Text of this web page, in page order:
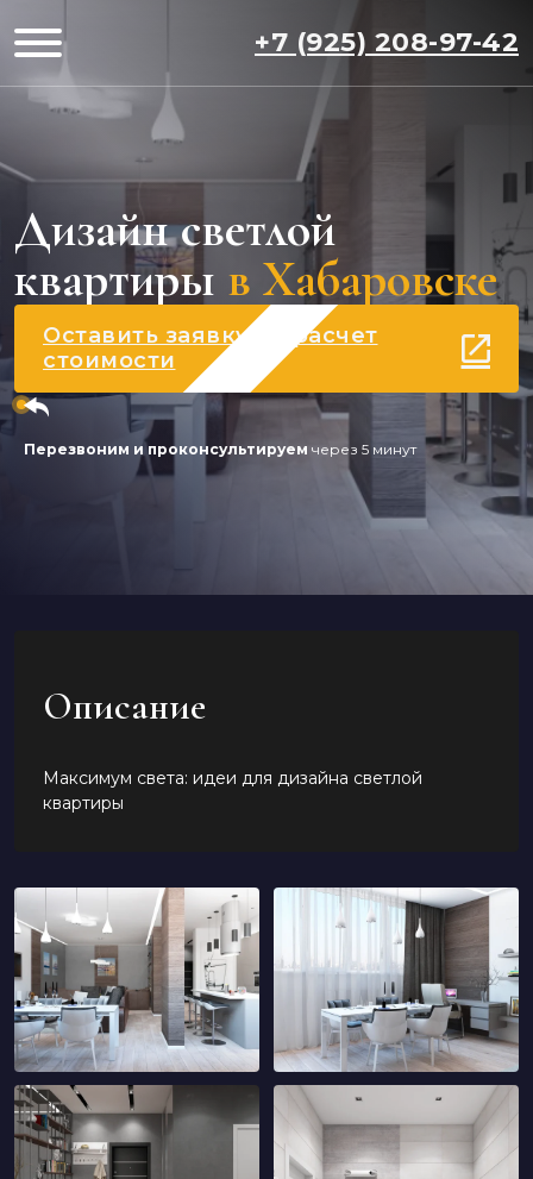
+7 (925) 208-97-42
Дизайн светлой
квартиры в Хабаровске
Оставить заявку на расчет
стоимости
Перезвоним и проконсультируем через 5 минут
Описание
Максимум света: идеи для дизайна светлой
квартиры